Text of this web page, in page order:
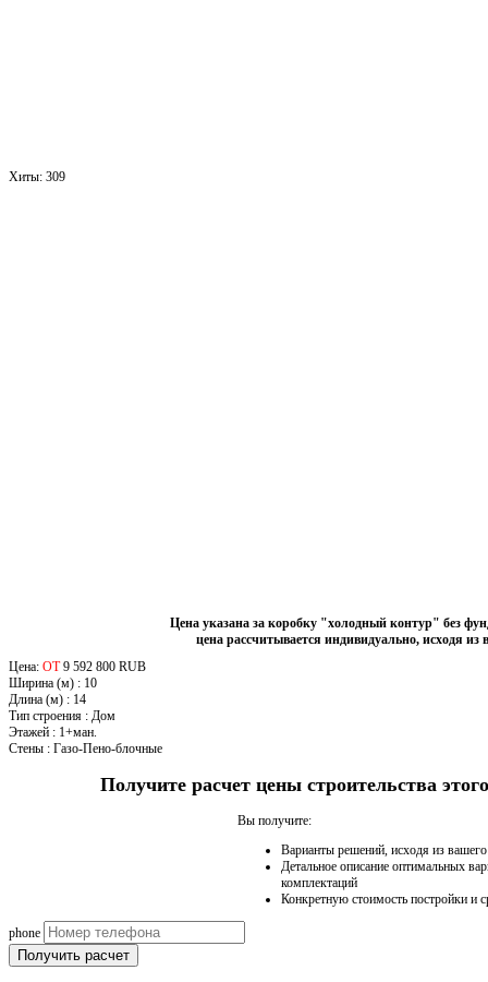
Хиты: 309
Цена указана за коробку "холодный контур" без
цена рассчитывается индивидуально, исходя из
Цена: ОТ 9 592 800 RUB
Ширина (м) : 10
Длина (м) : 14
Тип строения : Дом
Этажей : 1+ман.
Стены : Газо-Пено-блочные
Получите расчет цены строительства
Вы получите:
Варианты решений, исходя из
Детальное описание оптимальных
комплектаций
Конкретную стоимость постройки и
phone
Получить расчет